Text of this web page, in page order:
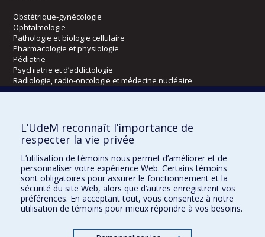
Obstétrique-gynécologie
Ophtalmologie
Pathologie et biologie cellulaire
Pharmacologie et physiologie
Pédiatrie
Psychiatrie et d’addictologie
Radiologie, radio-oncologie et médecine nucléaire
Kinésiologie et des sciences de l’activité physique
Orthophonie et audiologie
Réadaptation
Directions
DPC
CPASS
L’UdeM reconnaît l’importance de
respecter la vie privée
L’utilisation de témoins nous permet d’améliorer et de
personnaliser votre expérience Web. Certains témoins
sont obligatoires pour assurer le fonctionnement et la
sécurité du site Web, alors que d’autres enregistrent vos
préférences. En acceptant tout, vous consentez à notre
utilisation de témoins pour mieux répondre à vos besoins.